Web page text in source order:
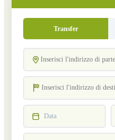
Transfer
Data